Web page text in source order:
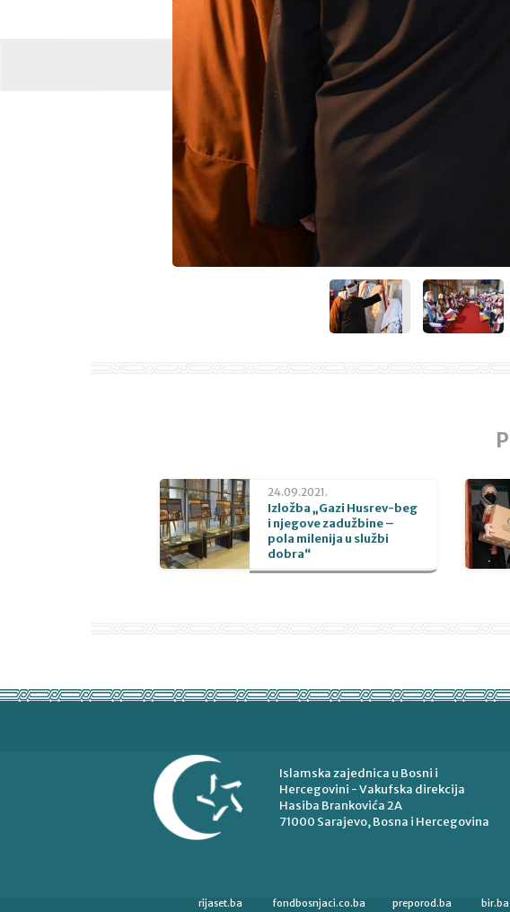
24.09.2021.
Izložba „Gazi Husrev-beg
i njegove zadužbine –
pola milenija u službi
dobra“
Islamska zajednica u Bosni i
Hercegovini - Vakufska direkcija
Hasiba Brankovića 2A
71000 Sarajevo, Bosna i Hercegovina
rijaset.ba fondbosnjaci.co.ba preporod.ba bir.ba